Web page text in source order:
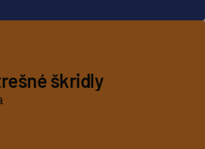
škridly